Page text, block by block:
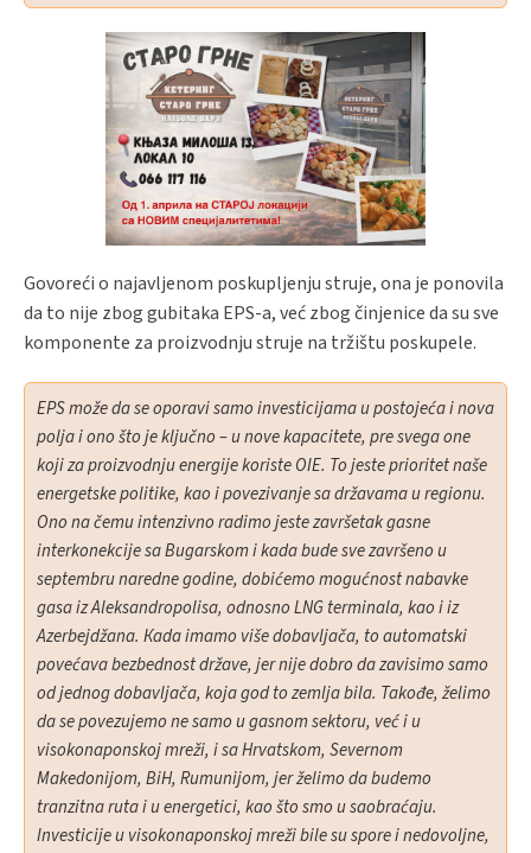
Govoreći o najavljenom poskupljenju struje, ona je ponovila
da to nije zbog gubitaka EPS-a, već zbog činjenice da su sve
komponente za proizvodnju struje na tržištu poskupele.
EPS može da se oporavi samo investicijama u postojeća i nova
polja i ono što je ključno – u nove kapacitete, pre svega one
koji za proizvodnju energije koriste OIE. To jeste prioritet naše
energetske politike, kao i povezivanje sa državama u regionu.
Ono na čemu intenzivno radimo jeste završetak gasne
interkonekcije sa Bugarskom i kada bude sve završeno u
septembru naredne godine, dobićemo mogućnost nabavke
gasa iz Aleksandropolisa, odnosno LNG terminala, kao i iz
Azerbejdžana. Кada imamo više dobavljača, to automatski
povećava bezbednost države, jer nije dobro da zavisimo samo
od jednog dobavljača, koja god to zemlja bila. Takođe, želimo
da se povezujemo ne samo u gasnom sektoru, već i u
visokonaponskoj mreži, i sa Hrvatskom, Severnom
Makedonijom, BiH, Rumunijom, jer želimo da budemo
tranzitna ruta i u energetici, kao što smo u saobraćaju.
Investicije u visokonaponskoj mreži bile su spore i nedovoljne,